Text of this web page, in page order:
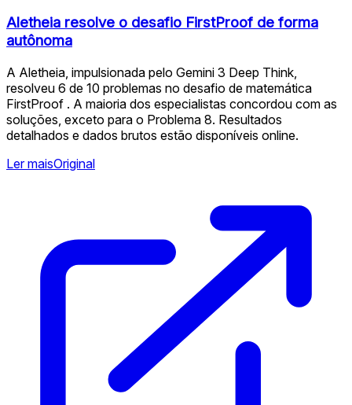
Aletheia resolve o desafio FirstProof de forma
autônoma
A Aletheia, impulsionada pelo Gemini 3 Deep Think,
resolveu 6 de 10 problemas no desafio de matemática
FirstProof . A maioria dos especialistas concordou com as
soluções, exceto para o Problema 8. Resultados
detalhados e dados brutos estão disponíveis online.
Ler maisOriginal